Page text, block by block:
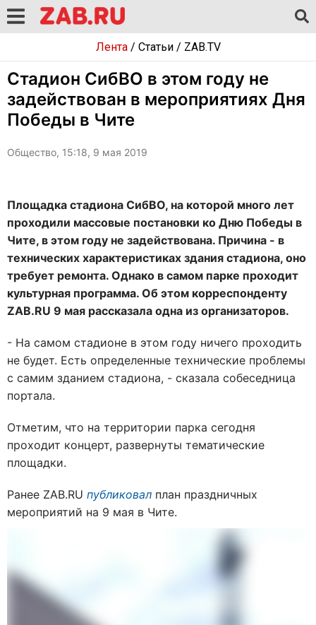
Лента/ Статьи/ ZAB.TV
Стадион СибВО в этом году не
задействован в мероприятиях Дня
Победы в Чите
Общество, 15:18, 9 мая 2019
Площадка стадиона СибВО, на которой много лет
проходили массовые постановки ко Дню Победы в
Чите, в этом году не задействована. Причина - в
технических характеристиках здания стадиона, оно
требует ремонта. Однако в самом парке проходит
культурная программа. Об этом корреспонденту
ZAB.RU 9 мая рассказала одна из организаторов.
- На самом стадионе в этом году ничего проходить
не будет. Есть определенные технические проблемы
с самим зданием стадиона, - сказала собеседница
портала.
Отметим, что на территории парка сегодня
проходит концерт, развернуты тематические
площадки.
Ранее ZAB.RU публиковал план праздничных
мероприятий на 9 мая в Чите.